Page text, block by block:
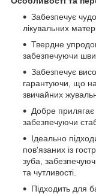
Забезпечує
лікувальних
Твердне
забезпечуючи
Забезпечує
гарантуючи, що
звичайних
Добре прилягає
забезпечуючи
Ідеально
пов'язаних із
зуба,
та чутливості.
Підходить для